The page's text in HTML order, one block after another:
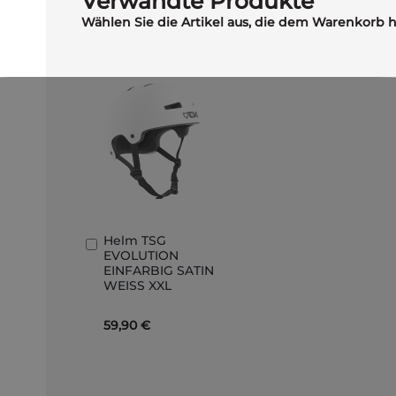
Wählen Sie die Artikel aus, die dem Warenkorb
Helm TSG
EVOLUTION
EINFARBIG SATIN
WEISS XXL
59,90 €
In
den
Warenkorb